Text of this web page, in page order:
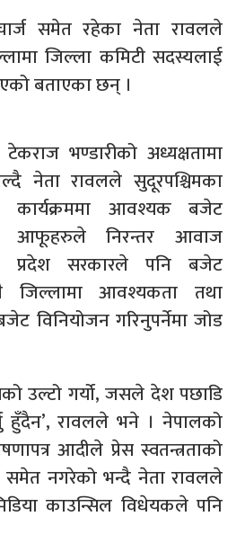
समेत रहेका नेता रावलले
जिल्ला कमिटी सदस्यलाई
बताएका छन् ।
भण्डारीको अध्यक्षतामा
नेता रावलले सुदूरपश्चिमका
कार्यक्रममा आवश्यक बजेट
आफूहरुले निरन्तर आवाज
प्रदेश सरकारले पनि बजेट
जिल्लामा आवश्यकता तथा
विनियोजन गरिनुपर्नेमा जोड
उल्टो गर्यो, जसले देश पछाडि
हुँदैन’, रावलले भने । नेपालको
आदीले प्रेस स्वतन्त्रताको
समेत नगरेको भन्दै नेता रावलले
काउन्सिल विधेयकले पनि